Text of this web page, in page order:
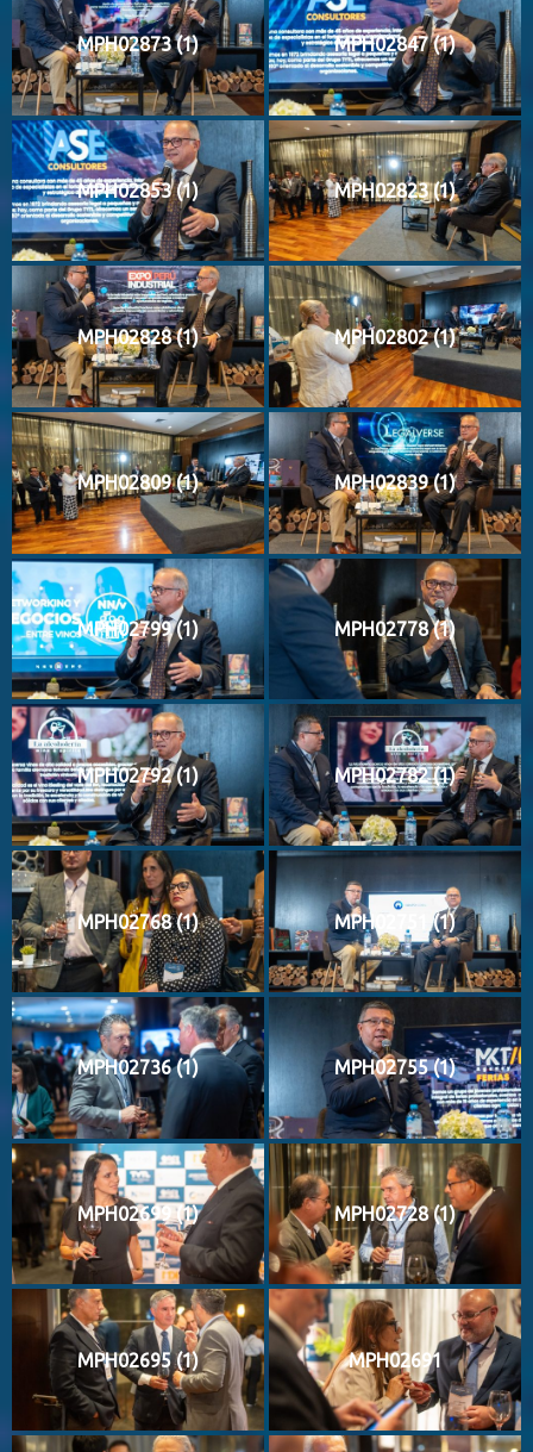
MPH02873 (1) MPH02847 (1)
MPH02853 (1) MPH02823 (1)
MPH02828 (1) MPH02802 (1)
MPH02809 (1) MPH02839 (1)
MPH02799 (1) MPH02778 (1)
MPH02792 (1) MPH02782 (1)
MPH02768 (1) MPH02751 (1)
MPH02736 (1) MPH02755 (1)
MPH02699 (1) MPH02728 (1)
MPH02695 (1) MPH02691